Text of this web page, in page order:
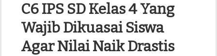
C6 IPS SD Kelas 4 Yang
Wajib Dikuasai Siswa
Agar Nilai Naik Drastis